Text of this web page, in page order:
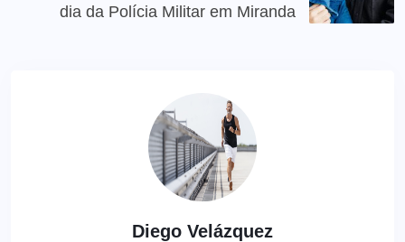
dia da Polícia Militar em Miranda
Diego Velázquez